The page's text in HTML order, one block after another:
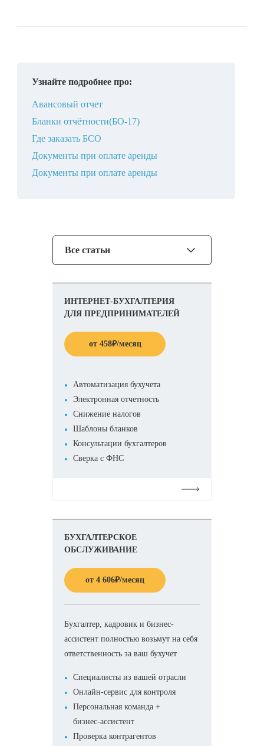
Узнайте подробнее про:
Авансовый отчет
Бланки отчётности(БО-17)
Где заказать БСО
Документы при оплате аренды
Документы при оплате аренды
Все статьи
ИНТЕРНЕТ-БУХГАЛТЕРИЯ
ДЛЯ ПРЕДПРИНИМАТЕЛЕЙ
от 458₽/месяц
Автоматизация бухучета
Электронная отчетность
Снижение налогов
Шаблоны бланков
Консультации бухгалтеров
Сверка с ФНС
БУХГАЛТЕРСКОЕ
ОБСЛУЖИВАНИЕ
от 4 606₽/месяц
Бухгалтер, кадровик и бизнес-
ассистент полностью возьмут на себя
ответственность за ваш бухучет
Специалисты из вашей отрасли
Онлайн-сервис для контроля
Персональная команда +
бизнес-ассистент
Проверка контрагентов